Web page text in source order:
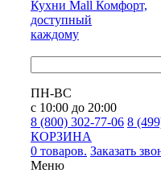
Кухни Mall Комфорт,
доступный
каждому
ПН-ВС
с 10:00 до 20:00
8 (800) 302-77-06 8
КОРЗИНА
0 товаров. Заказать
Меню